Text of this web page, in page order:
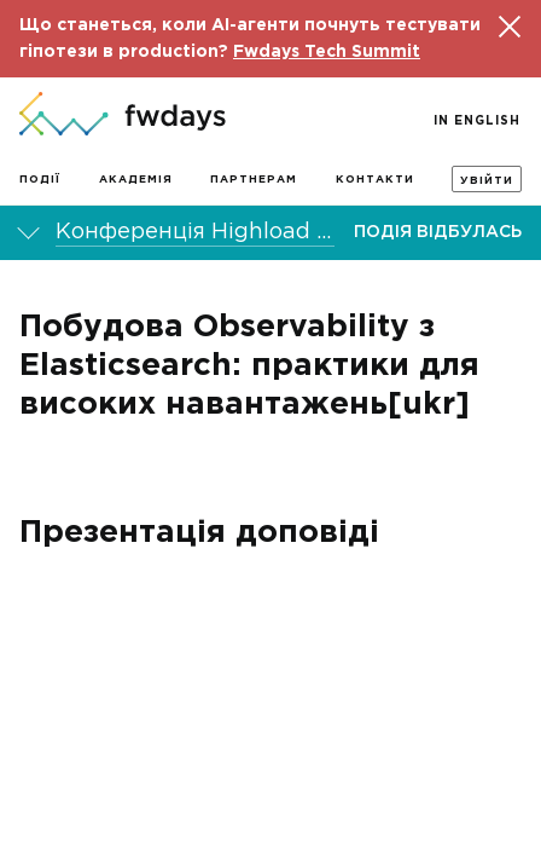
Що станеться, коли AI-агенти почнуть тестувати
гіпотези в production?
Fwdays Tech Summit
ПОДІЇ АКАДЕМІЯ ПАРТНЕРАМ КОНТАКТИ УВІЙТИ
IN ENGLISH
Конференція Highload fwdays'25 ПОДІЯ ВІДБУЛАСЬ
Побудова Observability з
Elasticsearch: практики для
високих навантажень[ukr]
Презентація доповіді